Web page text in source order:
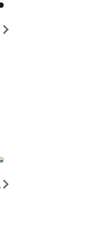
J. Sollo
Juliana Paiva Lyra